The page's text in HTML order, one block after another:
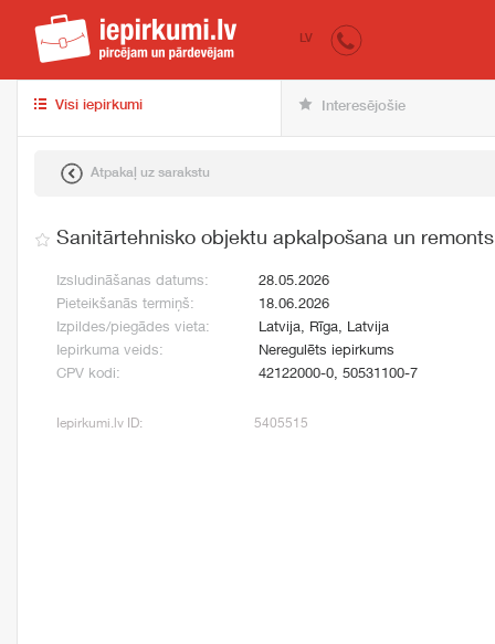
iepirkumi.lv
LV
Visi iepirkumi Interesējošie
Atpakaļ uz sarakstu
Sanitārtehnisko objektu apkalpošana un remonts
Izsludināšanas datums:
28.05.2026
Pieteikšanās termiņš:
18.06.2026
Izpildes/piegādes vieta:
Latvija, Rīga, Latvija
Iepirkuma veids:
Neregulēts iepirkums
CPV kodi:
42122000-0, 50531100-7
Iepirkumi.lv ID: 5405515